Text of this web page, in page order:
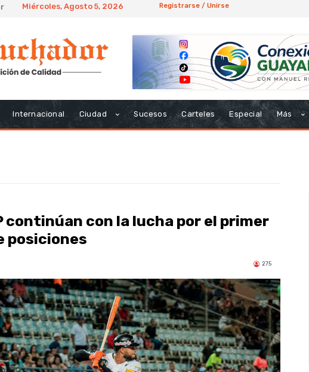
Miércoles, Agosto 5, 2026 Registrarse / Unirse
Internacional Ciudad Sucesos Carteles Especial Más
continúan con la lucha por el primer
posiciones
275